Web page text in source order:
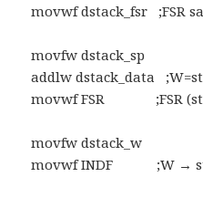
movwf dstack_fsr ;FSR
movfw dstack_sp
addlw dstack_data
movwf FSR ;FSR
movfw dstack_w
movwf INDF ;W →